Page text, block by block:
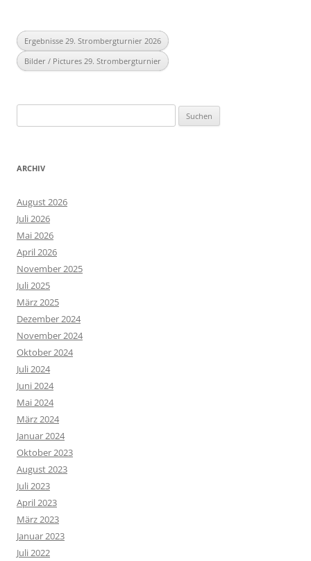
Ergebnisse 29. Strombergturnier 2026
Bilder / Pictures 29. Strombergturnier
nach:
ARCHIV
August 2026
Juli 2026
Mai 2026
April 2026
November 2025
Juli 2025
März 2025
Dezember 2024
November 2024
Oktober 2024
Juli 2024
Juni 2024
Mai 2024
März 2024
Januar 2024
Oktober 2023
August 2023
Juli 2023
April 2023
März 2023
Januar 2023
Juli 2022